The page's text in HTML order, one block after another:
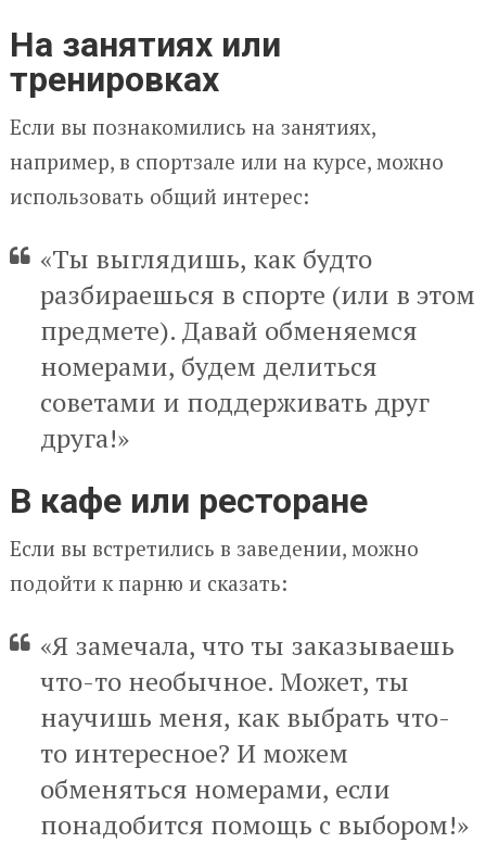
На занятиях или
тренировках
Если вы познакомились на занятиях,
например, в спортзале или на курсе, можно
использовать общий интерес:
«Ты выглядишь, как будто
разбираешься в спорте (или в этом
предмете). Давай обменяемся
номерами, будем делиться
советами и поддерживать друг
друга!»
В кафе или ресторане
Если вы встретились в заведении, можно
подойти к парню и сказать:
«Я замечала, что ты заказываешь
что-то необычное. Может, ты
научишь меня, как выбрать что-
то интересное? И можем
обменяться номерами, если
понадобится помощь с выбором!»